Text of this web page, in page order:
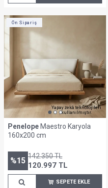
Yapay zekâ teknolojileri
kullanılmıştır.
Ön Sipariş
Penelope Maestro Karyola
160x200 cm
%15 142.350TL
120.997 TL
SEPETE EKLE